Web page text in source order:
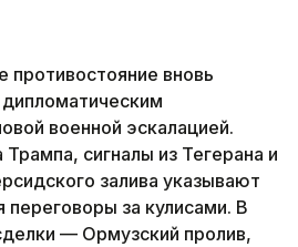
противостояние вновь
военной эскалацией.
сигналы из Тегерана и
залива указывают
за кулисами. В
— Ормузский пролив,